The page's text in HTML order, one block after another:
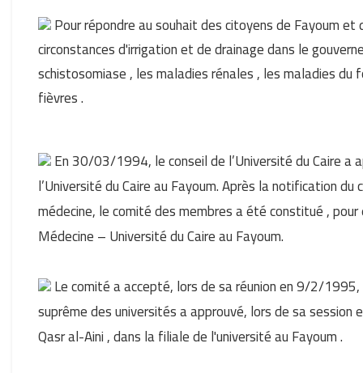
Pour répondre au souhait des citoyens de Fayoum
circonstances d'irrigation et de drainage dans le
schistosomiase , les maladies rénales , les maladies
fièvres .
En 30/03/1994, le conseil de l’Université du Caire a
l’Université du Caire au Fayoum. Après la notification
médecine, le comité des membres a été constitué ,
Médecine – Université du Caire au Fayoum.
Le comité a accepté, lors de sa réunion en 9/2/
suprême des universités a approuvé, lors de sa
Qasr al-Aini , dans la filiale de l'université au Fayoum .